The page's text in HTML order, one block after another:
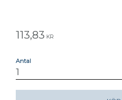
113,83 KR
Antal